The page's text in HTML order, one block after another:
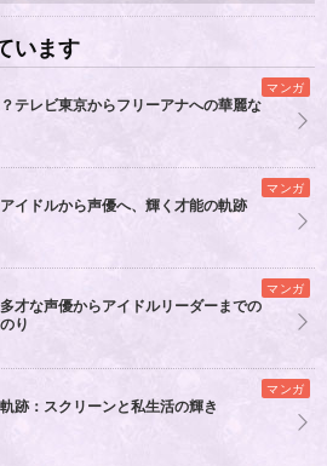
います
マンガ
テレビ東京からフリーアナへの華麗な
マンガ
イドルから声優へ、輝く才能の軌跡
マンガ
才な声優からアイドルリーダーまでの
り
マンガ
跡：スクリーンと私生活の輝き